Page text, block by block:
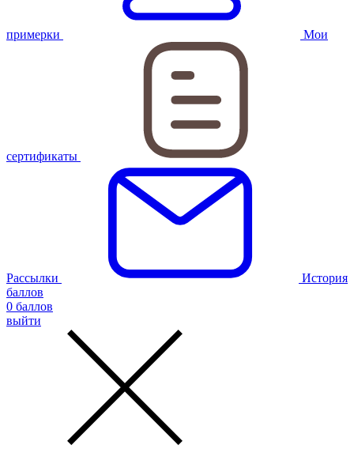
примерки Мои
сертификаты
Рассылки
История
баллов
0 баллов
выйти